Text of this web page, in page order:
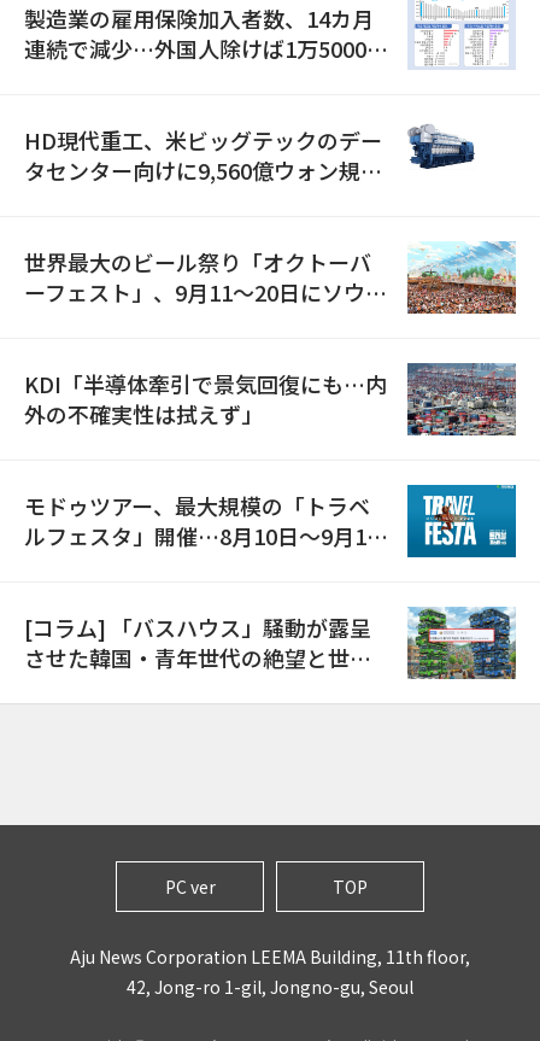
製造業の雇用保険加入者数、14カ月
連続で減少…外国人除けば1万5000人
HD現代重工、米ビッグテックのデー
タセンター向けに9,560億ウォン規模
世界最大のビール祭り「オクトーバ
ーフェスト」、9月11〜20日にソウル
KDI「半導体牽引で景気回復にも…内
外の不確実性は拭えず」
モドゥツアー、最大規模の「トラベ
ルフェスタ」開催…8月10日～9月11
[コラム] 「バスハウス」騒動が露呈
させた韓国・青年世代の絶望と世代
PC ver TOP
Aju News Corporation LEEMA Building, 11th floor,
42, Jong-ro 1-gil, Jongno-gu, Seoul